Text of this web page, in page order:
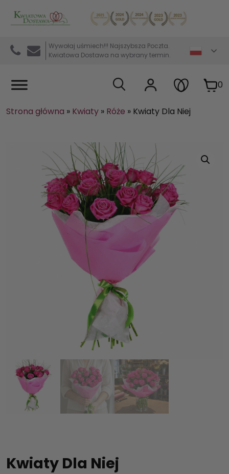
Kwiaciarnia internetowa Kwiatowa Dostawa
Wywołaj uśmiech!!! Najszybsza Poczta.
Kwiatowa Dostawa na wybrany termin.
0
Strona główna » Kwiaty » Róże » Kwiaty Dla Niej
Kwiaty Dla Niej